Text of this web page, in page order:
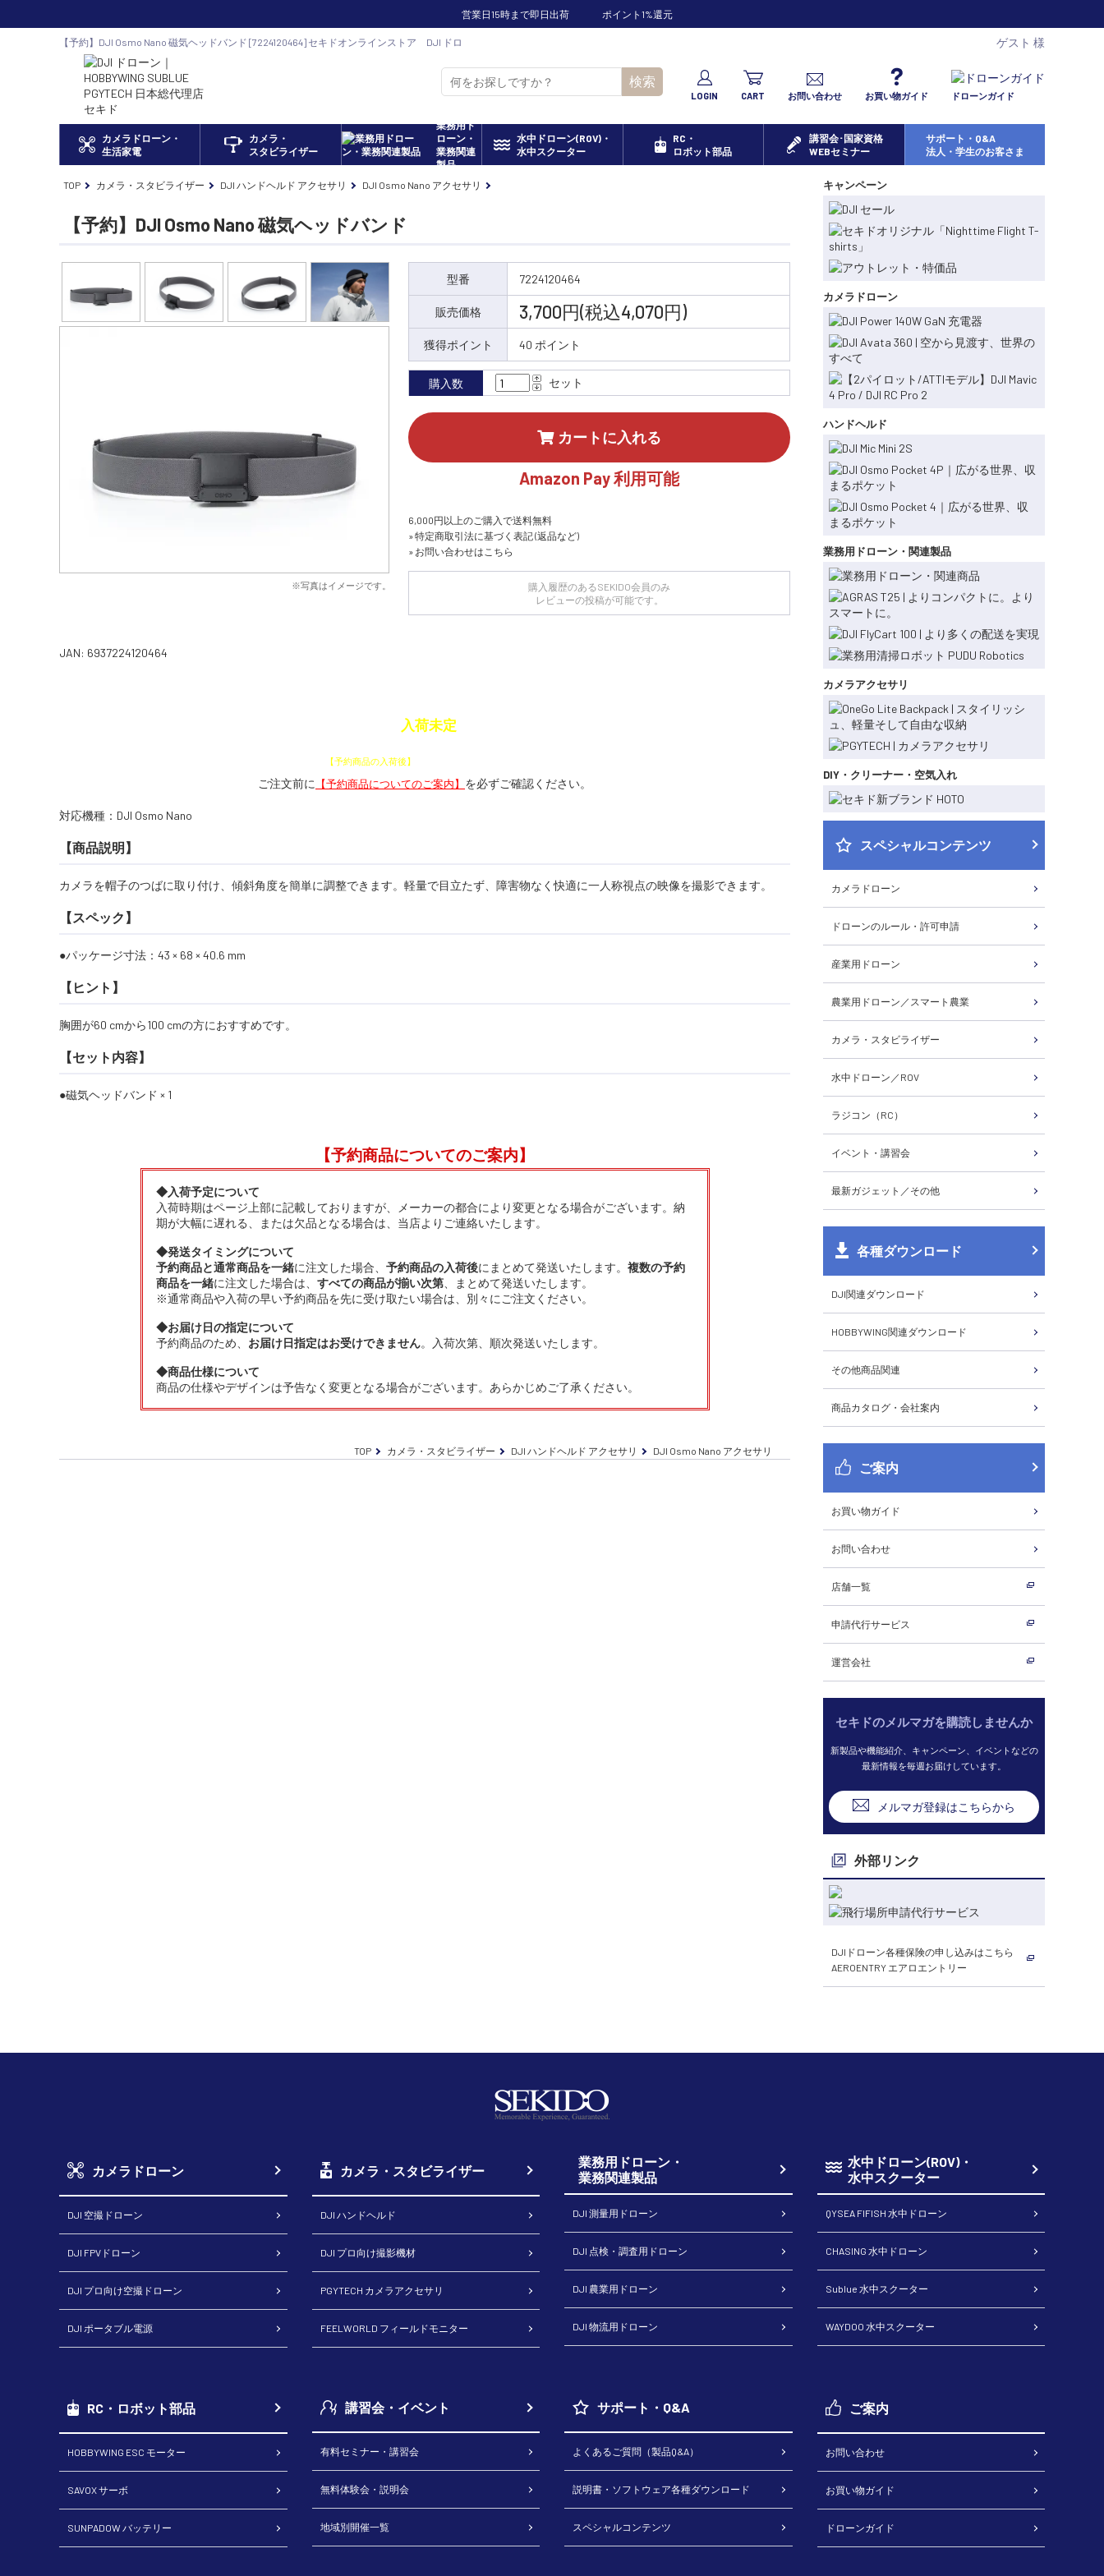
営業日15時まで即日出荷 ポイント1%還元
【予約】DJI Osmo Nano 磁気ヘッドバンド [7224120464] セキドオンラインストア DJI ドロ
ーン正規代理店
ゲスト 様
検索
LOGIN CART お問い合わせ お買い物ガイド ドローンガイド
カメラドローン・
生活家電
カメラ・
スタビライザー
業務用ド
ローン・
業務関連
製品
水中ドローン(ROV)・
水中スクーター
RC・
ロボット部品
講習会･国家資格
WEBセミナー
サポート・Q&A
法人・学生のお客さま
キャンペーン
カメラドローン
ハンドヘルド
業務用ドローン・関連製品
カメラアクセサリ
DIY・クリーナー・空気入れ
スペシャルコンテンツ
カメラドローン
ドローンのルール・許可申請
産業用ドローン
農業用ドローン／スマート農業
カメラ・スタビライザー
水中ドローン／ROV
ラジコン（RC）
イベント・講習会
最新ガジェット／その他
各種ダウンロード
DJI関連ダウンロード
HOBBYWING関連ダウンロード
その他商品関連
商品カタログ・会社案内
ご案内
お買い物ガイド
お問い合わせ
店舗一覧
申請代行サービス
運営会社
セキドのメルマガを購読しませんか
新製品や機能紹介、キャンペーン、イベントなどの
最新情報を毎週お届けしています。
メルマガ登録はこちらから
外部リンク
DJIドローン各種保険の申し込みはこちら
AEROENTRY エアロエントリー
TOP カメラ・スタビライザー DJI ハンドヘルド アクセサリ DJI Osmo Nano アクセサリ
【予約】DJI Osmo Nano 磁気ヘッドバンド
※写真はイメージです。
型番 7224120464
販売価格 3,700円(税込4,070円)
獲得ポイント 40 ポイント
購入数 セット
カートに入れる
Amazon Pay 利用可能
6,000円以上のご購入で送料無料
» 特定商取引法に基づく表記 (返品など)
» お問い合わせはこちら
購入履歴のあるSEKIDO会員のみ
レビューの投稿が可能です。
JAN: 6937224120464
入荷未定
【予約商品の入荷後】
ご注文前に 【予約商品についてのご案内】 を必ずご確認ください。
対応機種：DJI Osmo Nano
【商品説明】
カメラを帽子のつばに取り付け、傾斜角度を簡単に調整できます。軽量で目立たず、障害物なく快適に一人称視点の映像を撮影できます。
【スペック】
パッケージ寸法：43 × 68 × 40.6 mm
【ヒント】
胸囲が60 cmから100 cmの方におすすめです。
【セット内容】
磁気ヘッドバンド × 1
【予約商品についてのご案内】
◆入荷予定について
入荷時期はページ上部に記載しておりますが、メーカーの都合により変更となる場合がございます。納
期が大幅に遅れる、または欠品となる場合は、当店よりご連絡いたします。
◆発送タイミングについて
予約商品と通常商品を一緒に注文した場合、 予約商品の入荷後にまとめて発送いたします。 複数の予約
商品を一緒に注文した場合は、 すべての商品が揃い次第、まとめて発送いたします。
※通常商品や入荷の早い予約商品を先に受け取たい場合は、別々にご注文ください。
◆お届け日の指定について
予約商品のため、 お届け日指定はお受けできません。入荷次第、順次発送いたします。
◆商品仕様について
商品の仕様やデザインは予告なく変更となる場合がございます。あらかじめご了承ください。
TOP カメラ・スタビライザー DJI ハンドヘルド アクセサリ DJI Osmo Nano アクセサリ
カメラドローン
DJI 空撮ドローン
DJI FPVドローン
DJI プロ向け空撮ドローン
DJI ポータブル電源
カメラ・スタビライザー
DJI ハンドヘルド
DJI プロ向け撮影機材
PGYTECH カメラアクセサリ
FEELWORLD フィールドモニター
業務用ドローン・
業務関連製品
DJI 測量用ドローン
DJI 点検・調査用ドローン
DJI 農業用ドローン
DJI 物流用ドローン
水中ドローン(ROV)・
水中スクーター
QYSEA FIFISH 水中ドローン
CHASING 水中ドローン
Sublue 水中スクーター
WAYDOO 水中スクーター
RC・ロボット部品
HOBBYWING ESC モーター
SAVOX サーボ
SUNPADOW バッテリー
講習会・イベント
有料セミナー・講習会
無料体験会・説明会
地域別開催一覧
サポート・Q&A
よくあるご質問（製品Q&A）
説明書・ソフトウェア各種ダウンロード
スペシャルコンテンツ
ご案内
お問い合わせ
お買い物ガイド
ドローンガイド